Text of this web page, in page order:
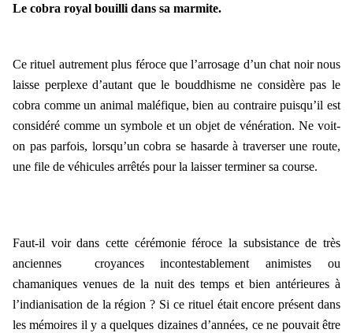
Le cobra royal bouilli dans sa marmite.
Ce rituel autrement plus féroce que l’arrosage d’un chat noir nous
laisse perplexe d’autant que le bouddhisme ne considère pas le
cobra comme un animal maléfique, bien au contraire puisqu’il est
considéré comme un symbole et un objet de vénération. Ne voit-
on pas parfois, lorsqu’un cobra se hasarde à traverser une route,
une file de véhicules arrêtés pour la laisser terminer sa course.
Faut-il voir dans cette cérémonie féroce la subsistance de très
anciennes croyances incontestablement animistes ou
chamaniques venues de la nuit des temps et bien antérieures à
l’indianisation de la région ? Si ce rituel était encore présent dans
les mémoires il y a quelques dizaines d’années, ce ne pouvait être